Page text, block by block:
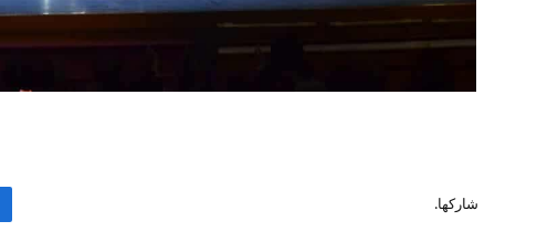
شاركها.